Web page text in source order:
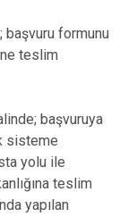
formunu
teslim
başvuruya
sisteme
yolu ile
teslim
yapılan